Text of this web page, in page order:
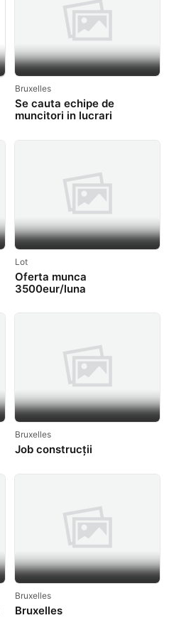
Bruxelles
Se cauta echipe de
muncitori in lucrari
Lot
Oferta munca
3500eur/luna
Bruxelles
Job construcții
Bruxelles
Bruxelles